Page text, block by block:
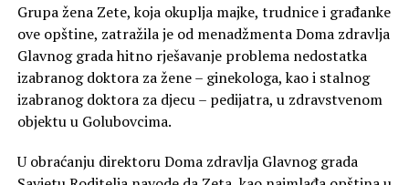
Grupa žena Zete, koja okuplja majke, trudnice i građanke
ove opštine, zatražila je od menadžmenta Doma zdravlja
Glavnog grada hitno rješavanje problema nedostatka
izabranog doktora za žene – ginekologa, kao i stalnog
izabranog doktora za djecu – pedijatra, u zdravstvenom
objektu u Golubovcima.
U obraćanju direktoru Doma zdravlja Glavnog grada